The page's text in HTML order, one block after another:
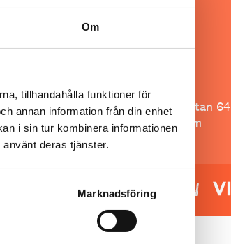
Om
tillhandahålla funktioner för
annan information från din enhet
i sin tur kombinera informationen
deras tjänster.
Marknadsföring
Besöksliv
Spoon, Brännkyrkagatan 64
118 23 Stockholm